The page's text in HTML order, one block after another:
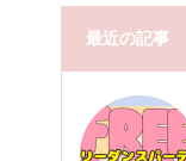
最近の記事